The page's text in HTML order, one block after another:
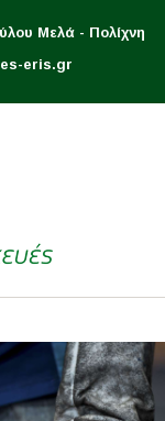
Μελά - Πολίχνη
eris.gr